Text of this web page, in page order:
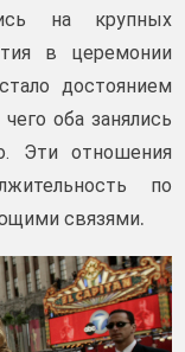
на крупных
в церемонии
достоянием
оба занялись
Эти отношения
по
связями.